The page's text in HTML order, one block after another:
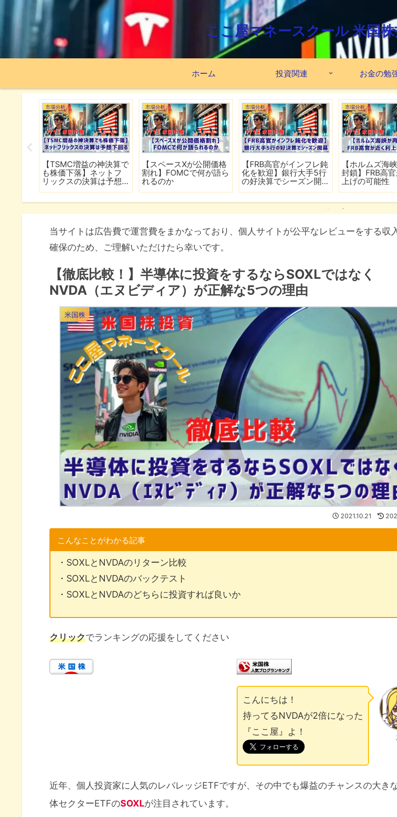
ここ屋マネースクール 米国
ホーム 投資関連 お金の勉
市場分析
【TSMC増益の神決算で
も株価下落】ネットフ
リックスの決算は予想
市場分析
【スペースXが公開価格
割れ】FOMCで何が語ら
れるのか
市場分析
【FRB高官がインフレ鈍
化を歓迎】銀行大手5行
の好決算でシーズン開
市場分析
【ホルムズ海
封鎖】FRB高
上げの可能性
当サイトは広告費で運営費をまかなっており、個人サイトが公平なレビューをする収
確保のため、ご理解いただけたら幸いです。
【徹底比較！】半導体に投資をするならSOXLではなく
NVDA（エヌビディア）が正解な5つの理由
米国株
2021.10.21
こんなことがわかる記事
・SOXLとNVDAのリターン比較
・SOXLとNVDAのバックテスト
・SOXLとNVDAのどちらに投資すれば良いか
クリックでランキングの応援をしてください
こんにちは！
持ってるNVDAが2倍になった
『ここ屋』よ！
近年、個人投資家に人気のレバレッジETFですが、その中でも爆益のチャンスの大き
体セクターETFのSOXLが注目されています。